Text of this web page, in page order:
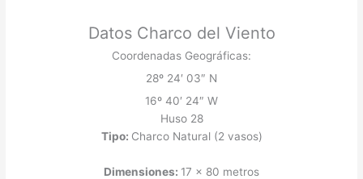
Datos Charco del Viento
Coordenadas Geográficas:
28º 24′ 03″ N
16º 40′ 24″ W
Huso 28
Tipo: Charco Natural (2 vasos)
Dimensiones: 17 x 80 metros